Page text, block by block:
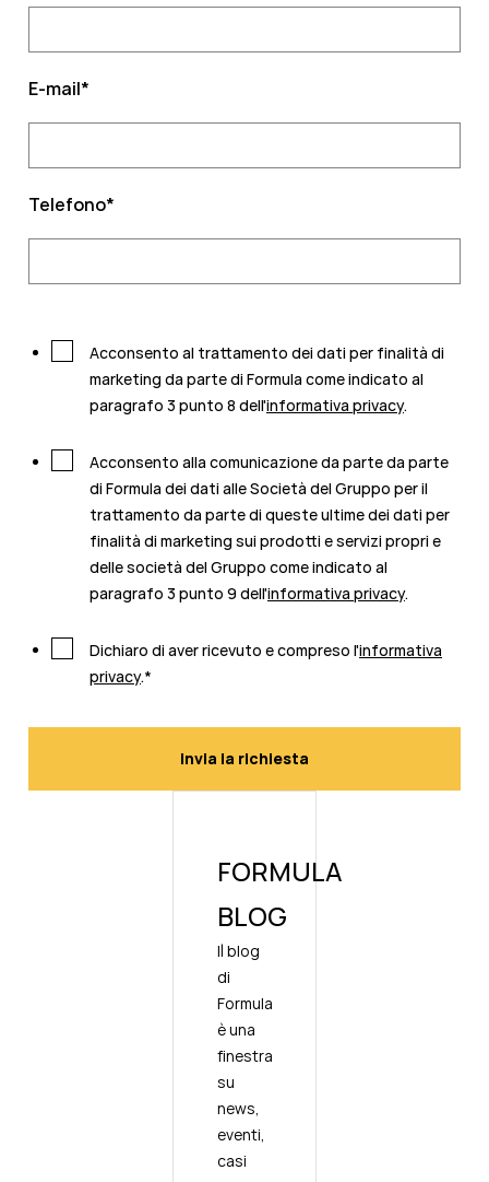
E-mail*
Telefono*
Acconsento al trattamento dei dati per finalità di
marketing da parte di Formula come indicato al
paragrafo 3 punto 8 dell'informativa privacy.
Acconsento alla comunicazione da parte da parte
di Formula dei dati alle Società del Gruppo per il
trattamento da parte di queste ultime dei dati per
finalità di marketing sui prodotti e servizi propri e
delle società del Gruppo come indicato al
paragrafo 3 punto 9 dell'informativa privacy.
Dichiaro di aver ricevuto e compreso l'informativa
privacy.*
FORMULA
BLOG
Il blog
di
Formula
è una
finestra
su
news,
eventi,
casi